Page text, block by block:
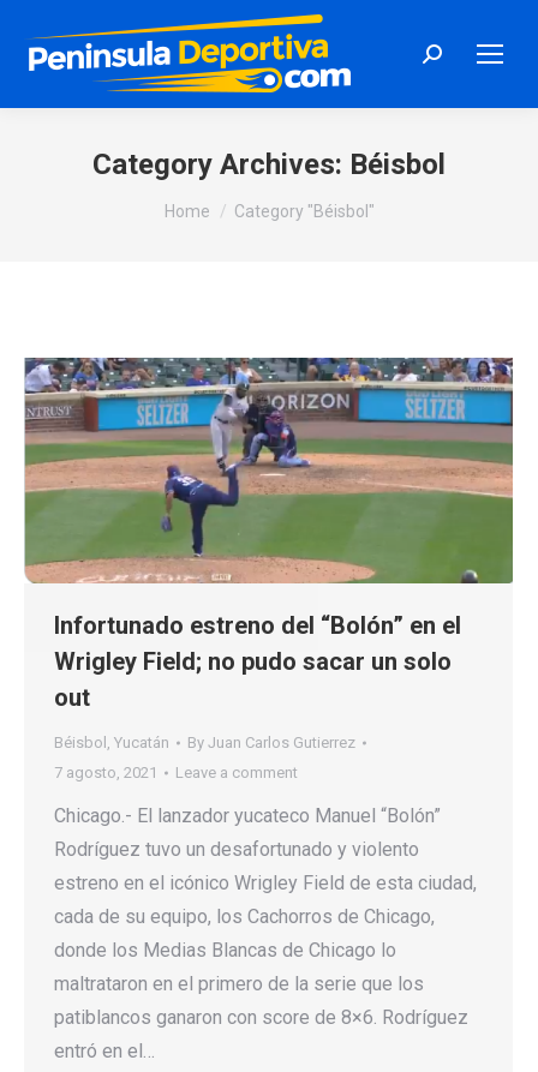
Search:
Category Archives: Béisbol
You are here:
Home Category "Béisbol"
Infortunado estreno del “Bolón” en el
Wrigley Field; no pudo sacar un solo
out
Béisbol , Yucatán By Juan Carlos Gutierrez
7 agosto, 2021
Leave a comment
Chicago.- El lanzador yucateco Manuel “Bolón”
Rodríguez tuvo un desafortunado y violento
estreno en el icónico Wrigley Field de esta ciudad,
cada de su equipo, los Cachorros de Chicago,
donde los Medias Blancas de Chicago lo
maltrataron en el primero de la serie que los
patiblancos ganaron con score de 8×6. Rodríguez
entró en el…